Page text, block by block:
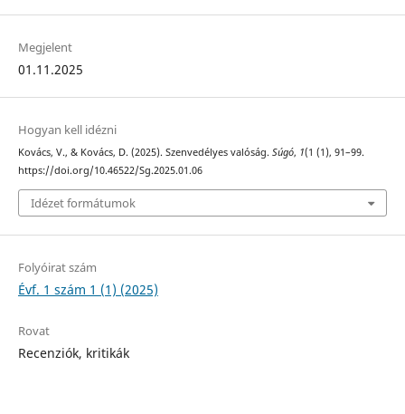
Megjelent
01.11.2025
Hogyan kell idézni
Kovács, V., & Kovács, D. (2025). Szenvedélyes valóság. Súgó, 1(1 (1), 91–99.
https://doi.org/10.46522/Sg.2025.01.06
Idézet formátumok
Folyóirat szám
Évf. 1 szám 1 (1) (2025)
Rovat
Recenziók, kritikák